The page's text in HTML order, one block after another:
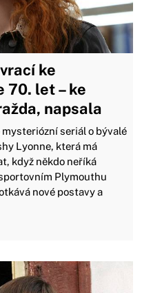
ke
70. let – ke
napsala
mysteriózní seriál o bývalé
Lyonne, která má
když někdo neříká
Plymouthu
nové postavy a